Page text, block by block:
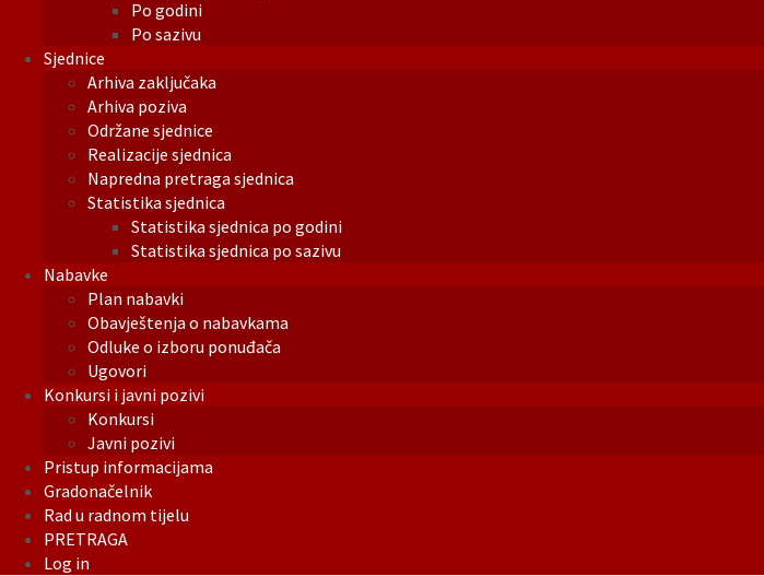
Po godini
Po sazivu
Sjednice
Arhiva zaključaka
Arhiva poziva
Održane sjednice
Realizacije sjednica
Napredna pretraga sjednica
Statistika sjednica
Statistika sjednica po godini
Statistika sjednica po sazivu
Nabavke
Plan nabavki
Obavještenja o nabavkama
Odluke o izboru ponuđača
Ugovori
Konkursi i javni pozivi
Konkursi
Javni pozivi
Pristup informacijama
Gradonačelnik
Rad u radnom tijelu
PRETRAGA
Log in